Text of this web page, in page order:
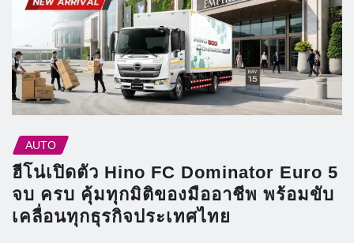
AUTO
ฮีโน่เปิดตัว Hino FC Dominator Euro 5
จบ ครบ คุ้มทุกมิติของมืออาชีพ พร้อมขับ
เคลื่อนทุกธุรกิจประเทศไทย